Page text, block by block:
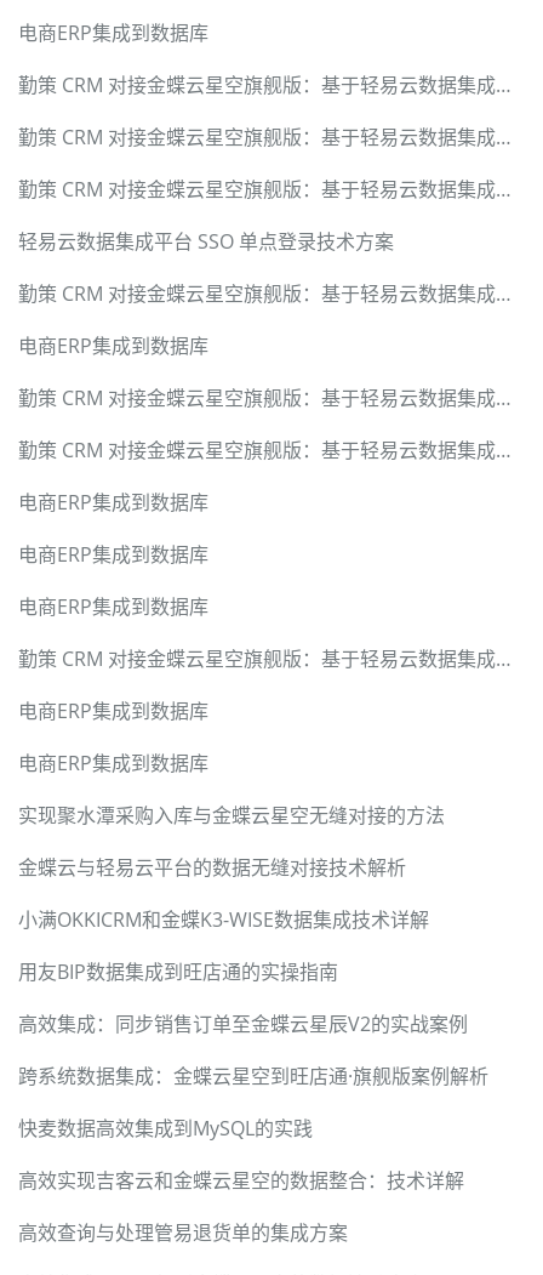
电商ERP集成到数据库
勤策 CRM 对接金蝶云星空旗舰版：基于轻易云数据集成平台的硬核技术实现与全链路方案
勤策 CRM 对接金蝶云星空旗舰版：基于轻易云数据集成平台的硬核技术实现与全链路方案
勤策 CRM 对接金蝶云星空旗舰版：基于轻易云数据集成平台的硬核技术实现与全链路方案
轻易云数据集成平台 SSO 单点登录技术方案
勤策 CRM 对接金蝶云星空旗舰版：基于轻易云数据集成平台的硬核技术实现与全链路方案
电商ERP集成到数据库
勤策 CRM 对接金蝶云星空旗舰版：基于轻易云数据集成平台的硬核技术实现与全链路方案
勤策 CRM 对接金蝶云星空旗舰版：基于轻易云数据集成平台的硬核技术实现与全链路方案
电商ERP集成到数据库
电商ERP集成到数据库
电商ERP集成到数据库
勤策 CRM 对接金蝶云星空旗舰版：基于轻易云数据集成平台的硬核技术实现与全链路方案
电商ERP集成到数据库
电商ERP集成到数据库
实现聚水潭采购入库与金蝶云星空无缝对接的方法
金蝶云与轻易云平台的数据无缝对接技术解析
小满OKKICRM和金蝶K3-WISE数据集成技术详解
用友BIP数据集成到旺店通的实操指南
高效集成：同步销售订单至金蝶云星辰V2的实战案例
跨系统数据集成：金蝶云星空到旺店通·旗舰版案例解析
快麦数据高效集成到MySQL的实践
高效实现吉客云和金蝶云星空的数据整合：技术详解
高效查询与处理管易退货单的集成方案